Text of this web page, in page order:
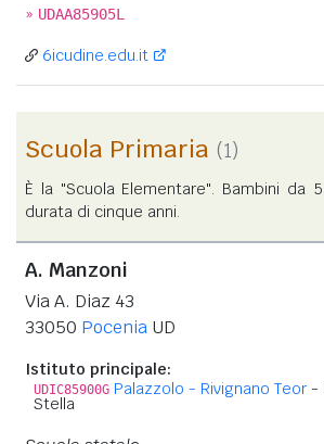
» UDAA85905L
6icudine.edu.it
Scuola Primaria (1)
È la "Scuola Elementare". Bambini da
durata di cinque anni.
A. Manzoni
Via A. Diaz 43
33050 Pocenia UD
Istituto principale:
UDIC85900G Palazzolo - Rivignano Teor -
Stella